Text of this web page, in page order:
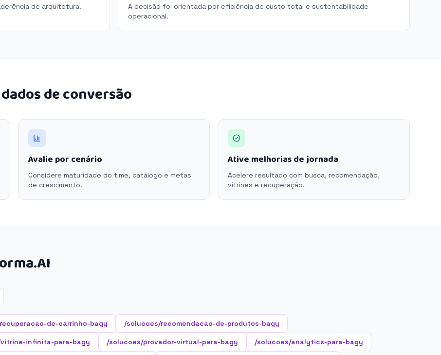
de arquitetura.
A decisão foi orientada por eficiência de custo total e sustentabilidade
operacional.
de conversão
Avalie por cenário
Considere maturidade do time, catálogo e metas
de crescimento.
Ative melhorias de jornada
Acelere resultado com busca, recomendação,
vitrines e recuperação.
de-carrinho-bagy /solucoes/recomendacao-de-produtos-bagy
infinita-para-bagy /solucoes/provador-virtual-para-bagy /solucoes/analytics-para-bagy